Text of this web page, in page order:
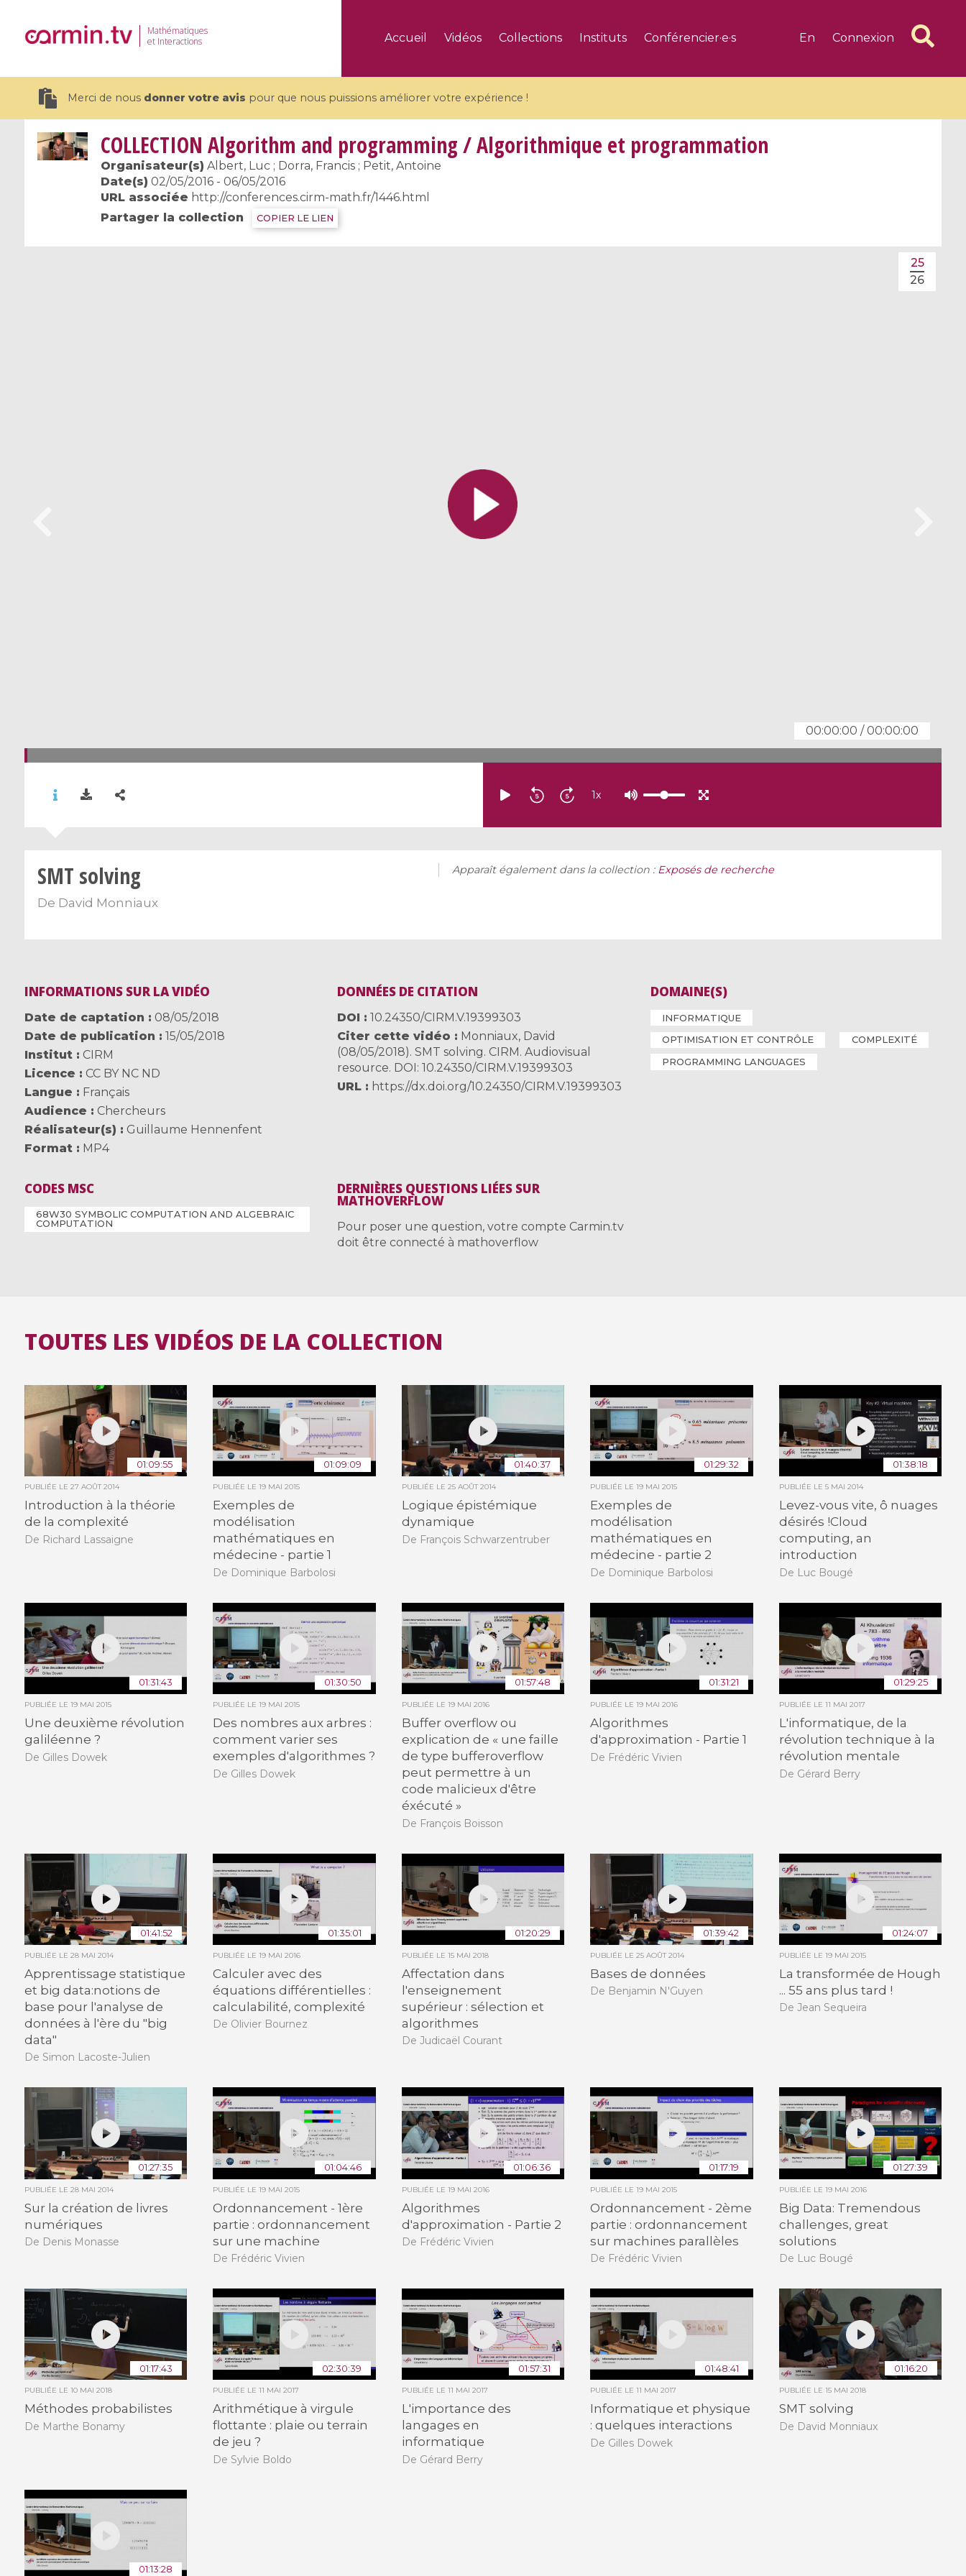
Mathématiques
et Interactions
Accueil Vidéos Collections Instituts Conférencier·e·s En Connexion
Merci de nous donner votre avis pour que nous puissions améliorer votre expérience !
19 videos 5 videos
Coulomb branches and affine
Dynamical Systems in Infinite
COLLECTION Algorithm and programming / Algorithmique et programmation
Organisateur(s) Albert, Luc ; Dorra, Francis ; Petit, Antoine
Date(s) 02/05/2016 - 06/05/2016
URL associée http://conferences.cirm-math.fr/1446.html
Partager la collection
COPIER LE LIEN
00:00:00 /00:00:00
25
26
1x
SMT solving
De David Monniaux
Apparaît également dans la collection : Exposés de recherche
INFORMATIONS SUR LA VIDÉO
Date de captation
08/05/2018
Date de publication
15/05/2018
Institut
CIRM
Licence
CC BY NC ND
Langue
Français
Audience
Chercheurs
Réalisateur(s)
Guillaume Hennenfent
Format
MP4
DONNÉES DE CITATION
DOI
10.24350/CIRM.V.19399303
Citer cette vidéo
Monniaux, David
(08/05/2018). SMT solving. CIRM. Audiovisual
resource. DOI: 10.24350/CIRM.V.19399303
URL
https://dx.doi.org/10.24350/CIRM.V.19399303
DOMAINE(S)
INFORMATIQUE
OPTIMISATION ET CONTRÔLE
COMPLEXITÉ
PROGRAMMING LANGUAGES
CODES MSC
68W30 SYMBOLIC COMPUTATION AND ALGEBRAIC
COMPUTATION
DERNIÈRES QUESTIONS LIÉES SUR
MATHOVERFLOW
Pour poser une question, votre compte Carmin.tv
doit être connecté à mathoverflow
TOUTES LES VIDÉOS DE LA COLLECTION
01:09:55
PUBLIÉE LE 27 AOÛT 2014
Introduction à la théorie
de la complexité
De Richard Lassaigne
01:09:09
PUBLIÉE LE19 MAI 2015
Exemples de
modélisation
mathématiques en
médecine - partie 1
De Dominique Barbolosi
01:40:37
PUBLIÉE LE 25 AOÛT 2014
Logique épistémique
dynamique
De François Schwarzentruber
01:29:32
PUBLIÉE LE19 MAI 2015
Exemples de
modélisation
mathématiques en
médecine - partie 2
De Dominique Barbolosi
01:38:18
PUBLIÉE LE 5 MAI 2014
Levez-vous vite, ô nuages
désirés !Cloud
computing, an
introduction
De Luc Bougé
01:31:43
PUBLIÉE LE 19 MAI 2015
Une deuxième révolution
galiléenne ?
De Gilles Dowek
01:30:50
PUBLIÉE LE19 MAI 2015
Des nombres aux arbres :
comment varier ses
exemples d'algorithmes ?
De Gilles Dowek
01:57:48
PUBLIÉE LE 19 MAI 2016
Buffer overflow ou
explication de « une faille
de type bufferoverflow
peut permettre à un
code malicieux d'être
éxécuté »
De François Boisson
01:31:21
PUBLIÉE LE19 MAI 2016
Algorithmes
d'approximation - Partie 1
De Frédéric Vivien
01:29:25
PUBLIÉE LE 11 MAI 2017
L'informatique, de la
révolution technique à la
révolution mentale
De Gérard Berry
01:41:52
PUBLIÉE LE 28 MAI 2014
Apprentissage statistique
et big data:notions de
base pour l'analyse de
données à l'ère du "big
data"
De Simon Lacoste-Julien
01:35:01
PUBLIÉE LE19 MAI 2016
Calculer avec des
équations différentielles :
calculabilité, complexité
De Olivier Bournez
01:20:29
PUBLIÉE LE 15 MAI 2018
Affectation dans
l'enseignement
supérieur : sélection et
algorithmes
De Judicaël Courant
01:39:42
PUBLIÉE LE25 AOÛT 2014
Bases de données
De Benjamin N'Guyen
01:24:07
PUBLIÉE LE 19 MAI 2015
La transformée de Hough
... 55 ans plus tard !
De Jean Sequeira
01:27:35
PUBLIÉE LE 28 MAI 2014
Sur la création de livres
numériques
De Denis Monasse
01:04:46
PUBLIÉE LE19 MAI 2015
Ordonnancement - 1ère
partie : ordonnancement
sur une machine
De Frédéric Vivien
01:06:36
PUBLIÉE LE 19 MAI 2016
Algorithmes
d'approximation - Partie 2
De Frédéric Vivien
01:17:19
PUBLIÉE LE19 MAI 2015
Ordonnancement - 2ème
partie : ordonnancement
sur machines parallèles
De Frédéric Vivien
01:27:39
PUBLIÉE LE 19 MAI 2016
Big Data: Tremendous
challenges, great
solutions
De Luc Bougé
01:17:43
PUBLIÉE LE 10 MAI 2018
Méthodes probabilistes
De Marthe Bonamy
02:30:39
PUBLIÉE LE11 MAI 2017
Arithmétique à virgule
flottante : plaie ou terrain
de jeu ?
De Sylvie Boldo
01:57:31
PUBLIÉE LE 11 MAI 2017
L'importance des
langages en
informatique
De Gérard Berry
01:48:41
PUBLIÉE LE11 MAI 2017
Informatique et physique
: quelques interactions
De Gilles Dowek
01:16:20
PUBLIÉE LE 15 MAI 2018
SMT solving
De David Monniaux
01:13:28